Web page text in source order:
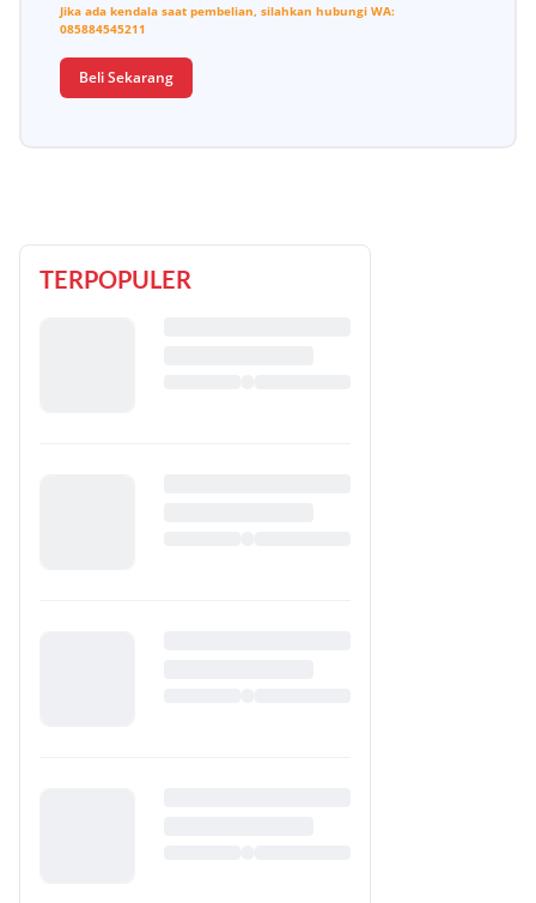
Jika ada kendala saat pembelian, silahkan hubungi WA:
085884545211
Beli Sekarang
TERPOPULER